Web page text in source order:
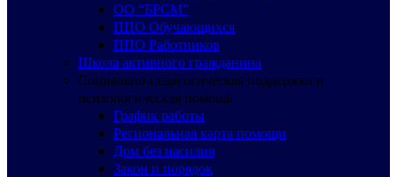
ОО “БРСМ”
ППО Обучающихся
ППО Работников
Школа активного гражданина
Социально-педагогическая поддержка и
психологическая помощь
График работы
Региональная карта помощи
Дом без насилия
Закон и порядок